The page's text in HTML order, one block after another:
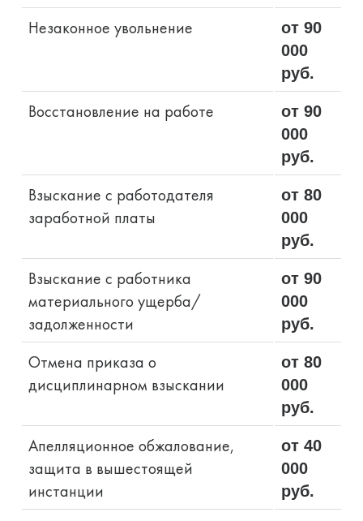
Незаконное увольнение
от 90
000
руб.
Восстановление на работе
от 90
000
руб.
Взыскание с работодателя
заработной платы
от 80
000
руб.
Взыскание с работника
материального ущерба/
задолженности
от 90
000
руб.
Отмена приказа о
дисциплинарном взыскании
от 80
000
руб.
Апелляционное обжалование,
защита в вышестоящей
инстанции
от 40
000
руб.